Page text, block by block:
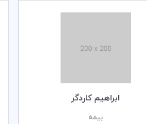
ابراهيم كاردگر
بیمه